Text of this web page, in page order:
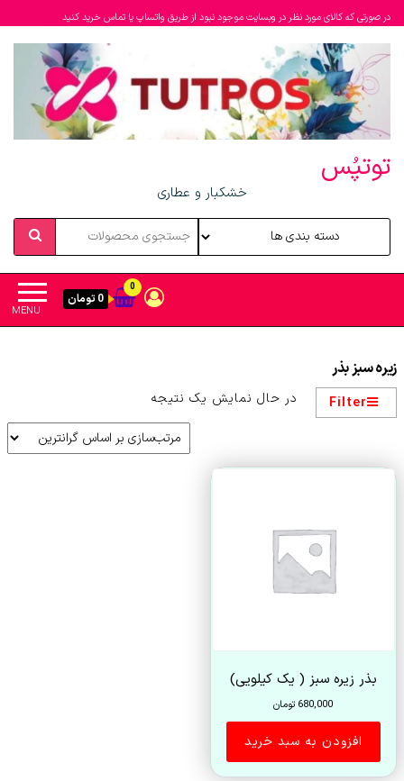
در صورتی که کالای مورد نظر در وبسایت موجود نبود از طریق واتساپ یا تماس خرید کنید
توتپُس
خشکبار و عطاری
MENU
0
0 تومان
زیره سبز بذر
Filter در حال نمایش یک نتیجه
بذر زیره سبز ( یک کیلویی)
680,000 تومان
افزودن به سبد خرید